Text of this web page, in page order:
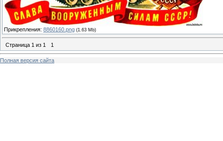
Прикрепления: 8860160.png (1.63 Mb)
Страница 1 из 1 1
Полная версия сайта